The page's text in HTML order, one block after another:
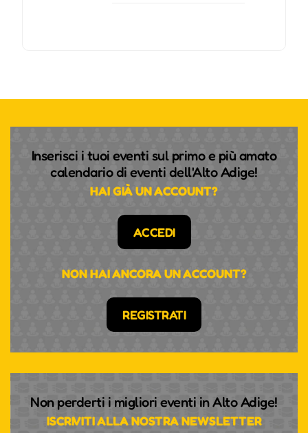
Inserisci i tuoi eventi sul primo e più amato
calendario di eventi dell'Alto Adige!
HAI GIÀ UN ACCOUNT?
ACCEDI
NON HAI ANCORA UN ACCOUNT?
REGISTRATI
Non perderti i migliori eventi in Alto Adige!
ISCRIVITI ALLA NOSTRA NEWSLETTER